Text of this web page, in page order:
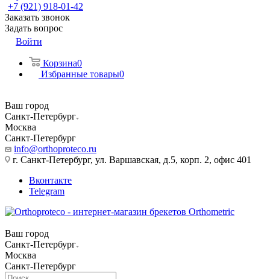
+7 (921) 918-01-42
Заказать звонок
Задать вопрос
Войти
Корзина0
Избранные товары0
Ваш город
Санкт-Петербург
Москва
Санкт-Петербург
info@orthoproteco.ru
г. Санкт-Петербург, ул. Варшавская, д.5, корп. 2, офис 401
Вконтакте
Telegram
Ваш город
Санкт-Петербург
Москва
Санкт-Петербург